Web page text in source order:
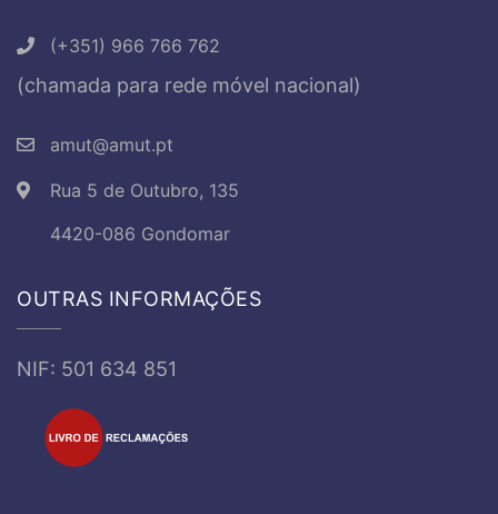
(+351) 966 766 762
(chamada para rede móvel nacional)
amut@amut.pt
Rua 5 de Outubro, 135
4420-086 Gondomar
OUTRAS INFORMAÇÕES
NIF: 501 634 851